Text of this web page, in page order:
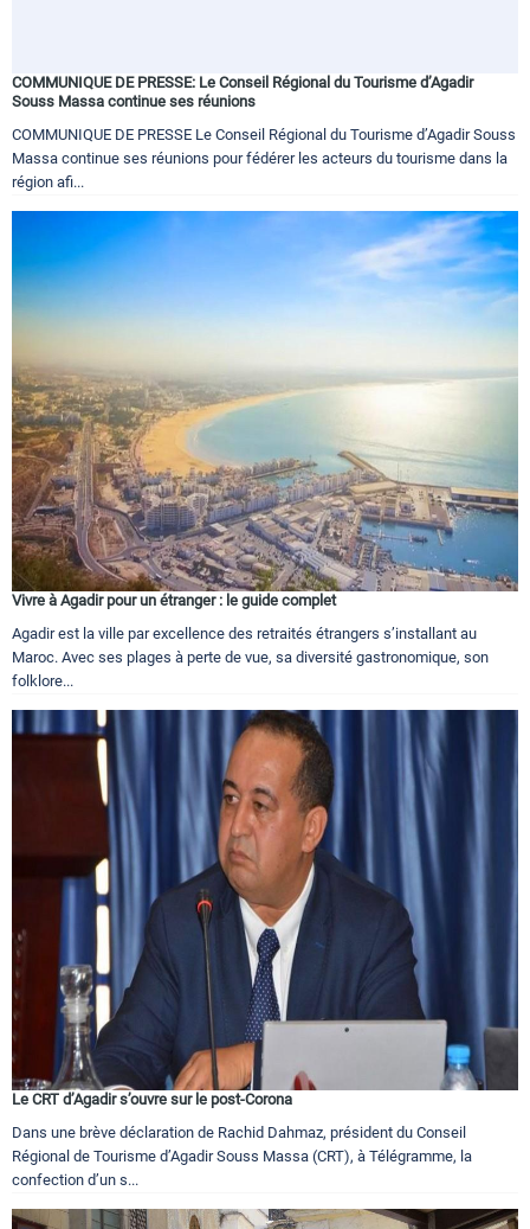
COMMUNIQUE DE PRESSE: Le Conseil Régional du Tourisme d’Agadir
Souss Massa continue ses réunions
COMMUNIQUE DE PRESSE Le Conseil Régional du Tourisme d’Agadir Souss
Massa continue ses réunions pour fédérer les acteurs du tourisme dans la
région afi...
Vivre à Agadir pour un étranger : le guide complet
Agadir est la ville par excellence des retraités étrangers s’installant au
Maroc. Avec ses plages à perte de vue, sa diversité gastronomique, son
folklore...
Le CRT d’Agadir s’ouvre sur le post-Corona
Dans une brève déclaration de Rachid Dahmaz, président du Conseil
Régional de Tourisme d’Agadir Souss Massa (CRT), à Télégramme, la
confection d’un s...